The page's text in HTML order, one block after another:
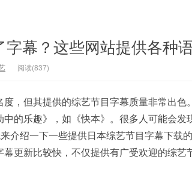
幕？这些网站提供各种
阅读(837)
，但其提供的综艺节目字幕质量非常出色
的乐趣》，如《快本》。很多人可能会发
介绍一下一些提供日本综艺节目字幕下载
更新比较快，不仅提供有广受欢迎的综艺